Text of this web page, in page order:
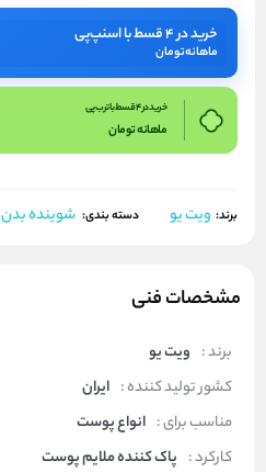
خرید در ۴ قسط با اسنپ‌پی
ماهانهتومان
خرید در 4 قسط با ترب پی
ماهانهتومان
برند: ویت یو دسته بندی: شوینده بدن
مشخصات فنی
برند : ویت یو
کشور تولید کننده : ایران
مناسب برای : انواع پوست
کارکرد : پاک کننده ملایم پوست